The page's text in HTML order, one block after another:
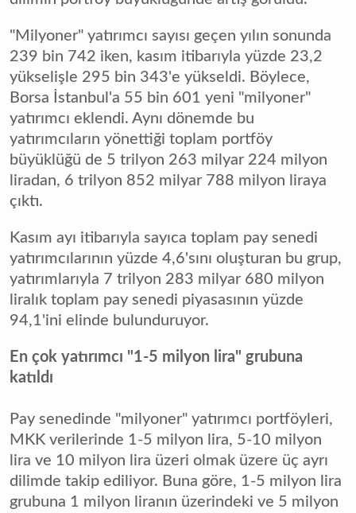
"Milyoner" yatırımcı sayısı geçen yılın sonunda
239 bin 742 iken, kasım itibarıyla yüzde 23,2
yükselişle 295 bin 343'e yükseldi. Böylece,
Borsa İstanbul'a 55 bin 601 yeni "milyoner"
yatırımcı eklendi. Aynı dönemde bu
yatırımcıların yönettiği toplam portföy
büyüklüğü de 5 trilyon 263 milyar 224 milyon
liradan, 6 trilyon 852 milyar 788 milyon liraya
çıktı.
Kasım ayı itibarıyla sayıca toplam pay senedi
yatırımcılarının yüzde 4,6'sını oluşturan bu grup,
yatırımlarıyla 7 trilyon 283 milyar 680 milyon
liralık toplam pay senedi piyasasının yüzde
94,1'ini elinde bulunduruyor.
En çok yatırımcı "1-5 milyon lira" grubuna
katıldı
Pay senedinde "milyoner" yatırımcı portföyleri,
MKK verilerinde 1-5 milyon lira, 5-10 milyon
lira ve 10 milyon lira üzeri olmak üzere üç ayrı
dilimde takip ediliyor. Buna göre, 1-5 milyon lira
grubuna 1 milyon liranın üzerindeki ve 5 milyon